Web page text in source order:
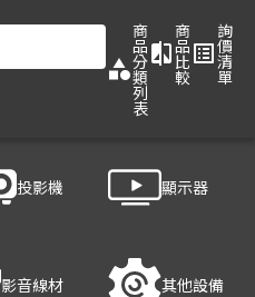
category
商
品
分
類
列
表
compare
商
品
比
較
list_alt
詢
價
清
單
投影機 顯示器
影音線材 其他設備